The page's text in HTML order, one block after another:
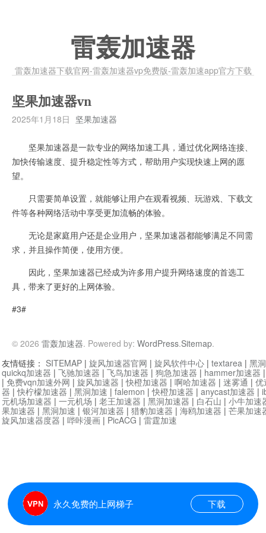
雷轰加速器
雷轰加速器下载官网-雷轰加速器vp免费版-雷轰加速app官方下载
坚果加速器vn
2025年1月18日 坚果加速器
坚果加速器是一款专业的网络加速工具，通过优化网络连接、
加快传输速度、提升稳定性等方式，帮助用户实现快速上网的愿
望。
只需要简单设置，就能够让用户在观看视频、玩游戏、下载文
件等各种网络活动中享受更加流畅的体验。
无论是家庭用户还是企业用户，坚果加速器都能够满足不同需
求，并且操作简便，使用方便。
因此，坚果加速器已经成为许多用户提升网络速度的首选工
具，带来了更好的上网体验。
#3#
© 2026 雷轰加速器. Powered by: WordPress.Sitemap.
永久免费的上网梯子 下载
友情链接： SITEMAP | 旋风加速器官网 | 旋风软件中心 | textarea | 黑
quickq加速器 | 飞驰加速器 | 飞鸟加速器 | 狗急加速器 | hammer加速器
| 免费vqn加速外网 | 旋风加速器 |快橙加速器 | 啊哈加速器 | 迷雾通 | 优
器 |快柠檬加速器 | 黑洞加速 | falemon |快橙加速器 | anycast加速器 |
元机场加速器 | 一元机场 | 老王加速器 | 黑洞加速器 | 白石山 | 小牛加速
果加速器 | 黑洞加速 | 银河加速器 | 猎豹加速器 | 海鸥加速器 | 芒果加速
旋风加速器度器 | 哔咔漫画 | PicACG | 雷霆加速